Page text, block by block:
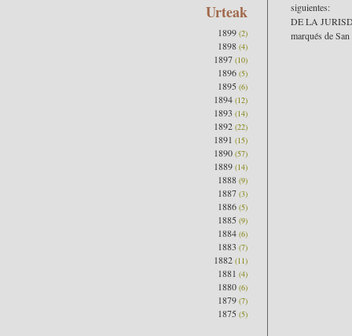
siguientes:
DE LA
marqués de
Urteak
1899 (2)
1898 (4)
1897 (10)
1896 (5)
1895 (6)
1894 (12)
1893 (14)
1892 (22)
1891 (15)
1890 (57)
1889 (14)
1888 (9)
1887 (3)
1886 (5)
1885 (9)
1884 (6)
1883 (7)
1882 (11)
1881 (4)
1880 (6)
1879 (7)
1875 (5)